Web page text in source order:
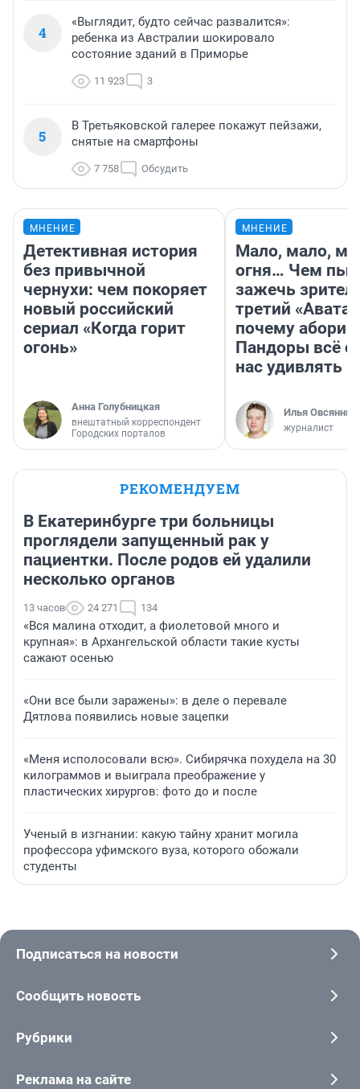
4
«Выглядит, будто сейчас развалится»:
ребенка из Австралии шокировало
состояние зданий в Приморье
11 923 3
5
В Третьяковской галерее покажут пейзажи,
снятые на смартфоны
7 758 Обсудить
МНЕНИЕ
Детективная история
без привычной
чернухи: чем покоряет
новый российский
сериал «Когда горит
огонь»
Анна Голубницкая
внештатный корреспондент
Городских порталов
МНЕНИЕ
Мало, мало,
огня… Чем
зажечь
третий
почему
Пандоры всё
нас удивлять
Илья
журналист
РЕКОМЕНДУЕМ
В Екатеринбурге три больницы
проглядели запущенный рак у
пациентки. После родов ей удалили
несколько органов
13 часов 24 271 134
«Вся малина отходит, а фиолетовой много и
крупная»: в Архангельской области такие кусты
сажают осенью
«Они все были заражены»: в деле о перевале
Дятлова появились новые зацепки
«Меня исполосовали всю». Сибирячка похудела на 30
килограммов и выиграла преображение у
пластических хирургов: фото до и после
Ученый в изгнании: какую тайну хранит могила
профессора уфимского вуза, которого обожали
студенты
Подписаться на новости
Сообщить новость
Рубрики
Реклама на сайте